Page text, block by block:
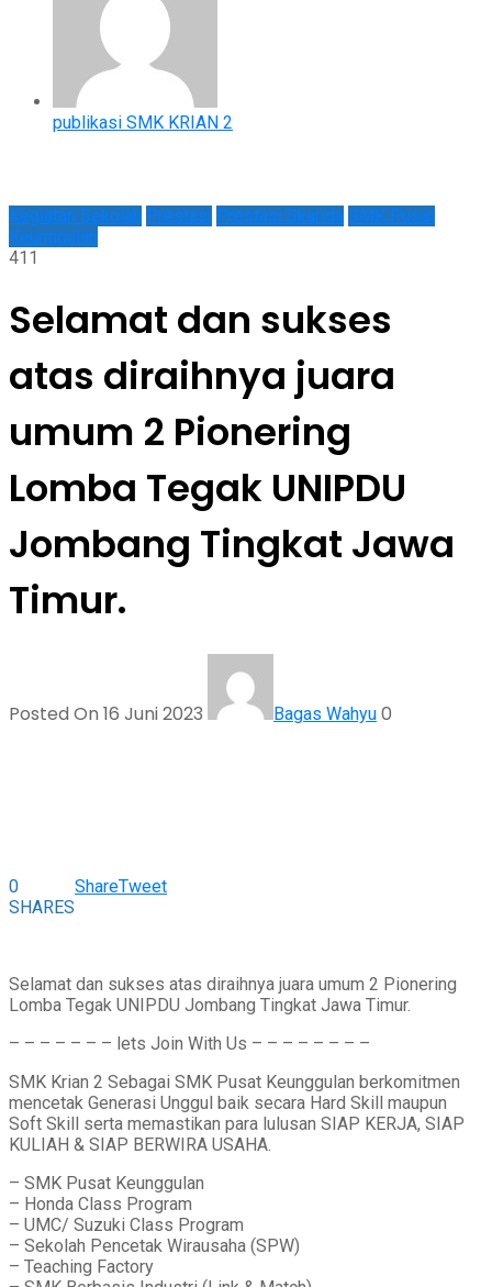
publikasi SMK KRIAN 2
Kegiatan Sekolah Prestasi Prestasi Skarida SMK Pusat
Keunggulan
411
Selamat dan sukses
atas diraihnya juara
umum 2 Pionering
Lomba Tegak UNIPDU
Jombang Tingkat Jawa
Timur.
Posted On 16 Juni 2023 Bagas Wahyu 0
0
SHARES
ShareTweet
Selamat dan sukses atas diraihnya juara umum 2 Pionering
Lomba Tegak UNIPDU Jombang Tingkat Jawa Timur.
– – – – – – – lets Join With Us – – – – – – – –
SMK Krian 2 Sebagai SMK Pusat Keunggulan berkomitmen
mencetak Generasi Unggul baik secara Hard Skill maupun
Soft Skill serta memastikan para lulusan SIAP KERJA, SIAP
KULIAH & SIAP BERWIRA USAHA.
– SMK Pusat Keunggulan
– Honda Class Program
– UMC/ Suzuki Class Program
– Sekolah Pencetak Wirausaha (SPW)
– Teaching Factory